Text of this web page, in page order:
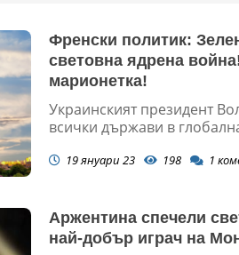
Френски политик:
световна ядрена
марионетка!
Украинският президент
всички държави в
19 януари 23 198 1
Аржентина спечели
най-добър играч на